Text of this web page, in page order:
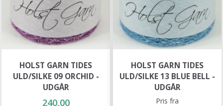
HOLST GARN TIDES
ULD/SILKE 09 ORCHID -
UDGÅR
240,00
HOLST GARN TIDES
ULD/SILKE 13 BLUE BELL -
UDGÅR
Pris fra